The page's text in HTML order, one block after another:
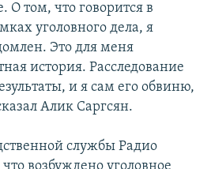
О том, что говорится в
уголовного дела, я
Это для меня
история. Расследование
и я сам его обвиню,
Алик Саргсян.
службы Радио